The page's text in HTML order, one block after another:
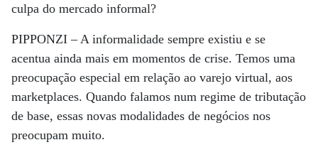
culpa do mercado informal?
PIPPONZI –A informalidade sempre existiu e se
acentua ainda mais em momentos de crise. Temos uma
preocupação especial em relação ao varejo virtual, aos
marketplaces. Quando falamos num regime de tributação
de base, essas novas modalidades de negócios nos
preocupam muito.